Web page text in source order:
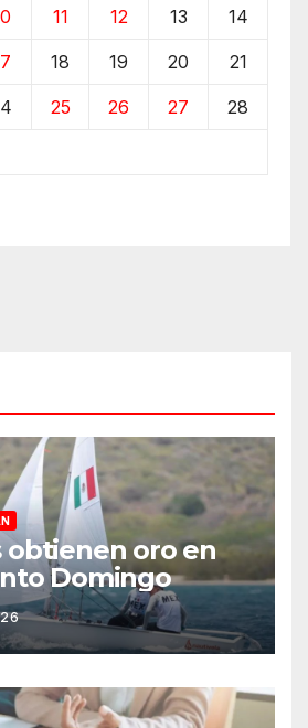
11 12 13 14
18 19 20 21
25 26 27 28
obtienen oro en
Domingo